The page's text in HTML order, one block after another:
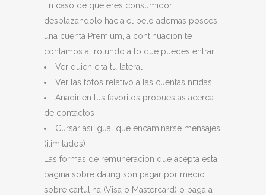
En caso de que eres consumidor
desplazandolo hacia el pelo ademas posees
una cuenta Premium, a continuacion te
contamos al rotundo a lo que puedes entrar:
Ver quien cita tu lateral
Ver las fotos relativo a las cuentas nitidas
Anadir en tus favoritos propuestas acerca
de contactos
Cursar asi igual que encaminarse mensajes
(ilimitados)
Las formas de remuneracion que acepta esta
pagina sobre dating son pagar por medio
sobre cartulina (Visa o Mastercard) o paga a